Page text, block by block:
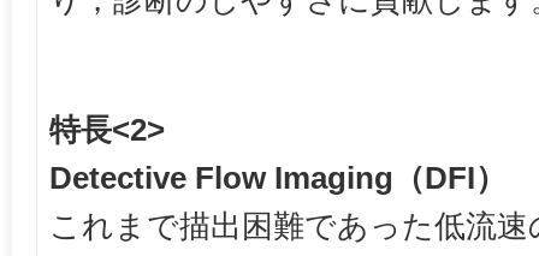
特長<2>
Detective Flow Imaging（DFI）
これまで描出困難であった低流